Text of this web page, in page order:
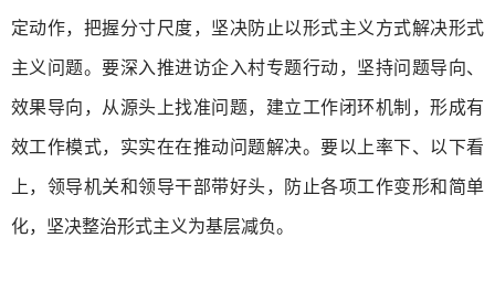
定动作，把握分寸尺度，坚决防止以形式主义方式解决形式
主义问题。要深入推进访企入村专题行动，坚持问题导向、
效果导向，从源头上找准问题，建立工作闭环机制，形成有
效工作模式，实实在在推动问题解决。要以上率下、以下看
上，领导机关和领导干部带好头，防止各项工作变形和简单
化，坚决整治形式主义为基层减负。